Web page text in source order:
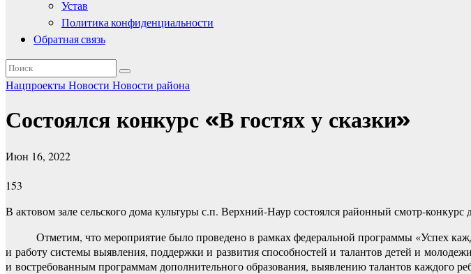
Устав
Политика конфиденциальности
Обратная связь
НацпроектыНовости Новости района
Состоялся конкурс «В гостях у сказки»
Июн 16, 2022
153
В актовом зале сельского дома культуры с.п. Верхний-Наур состоялся районный смотр-конкурс
Отметим, что мероприятие было проведено в рамках федеральной программы «Успех
и работу системы выявления, поддержки и развития способностей и талантов детей и
и востребованным программам дополнительного образования, выявлению талантов каждого